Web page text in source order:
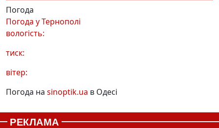
Погода
Погода уТернополі
вологість:
тиск:
вітер:
Погода на sinoptik.ua в Одесі
РЕКЛАМА